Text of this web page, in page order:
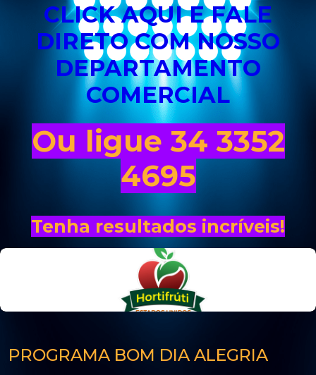
CLICK AQUI E FALE
DIRETO COM NOSSO
DEPARTAMENTO
COMERCIAL
Ou ligue 34 3352
4695
Tenha resultados incríveis!
PROGRAMA BOM DIA ALEGRIA